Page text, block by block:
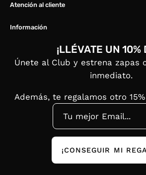
Atención al cliente
Información
¡LLÉVATE UN 10%
Únete al Club y estrena zapas
inmediato.
Además, te regalamos otro
¡CONSEGUIR MI